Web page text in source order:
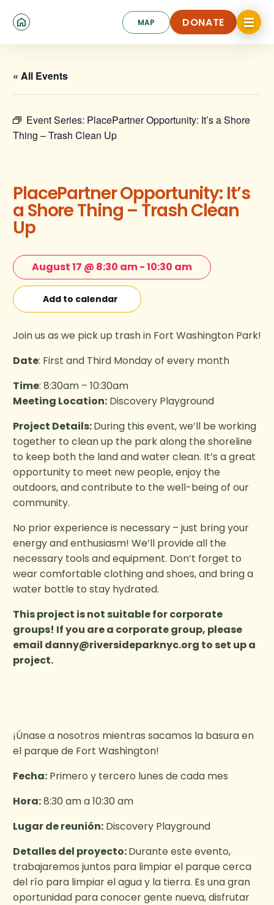
MAP DONATE
DONATE
Click
to
toggle
« All Events
Event Series: PlacePartner Opportunity: It’s a Shore
Thing – Trash Clean Up
PlacePartner Opportunity: It’s
a Shore Thing – Trash Clean
Up
August 17 @ 8:30 am-10:30 am
Add to calendar
Join us as we pick up trash in Fort Washington Park!
Date: First and Third Monday of every month
Time: 8:30am – 10:30am
Meeting Location: Discovery Playground
Project Details:During this event, we’ll be working
together to clean up the park along the shoreline
to keep both the land and water clean. It’s a great
opportunity to meet new people, enjoy the
outdoors, and contribute to the well-being of our
community.
No prior experience is necessary – just bring your
energy and enthusiasm! We’ll provide all the
necessary tools and equipment. Don’t forget to
wear comfortable clothing and shoes, and bring a
water bottle to stay hydrated.
This project is not suitable for corporate
groups! If you are a corporate group, please
email danny@riversideparknyc.org to set up a
project.
¡Únase a nosotros mientras sacamos la basura en
el parque de Fort Washington!
Fecha: Primero y tercero lunes de cada mes
Hora:8:30 am a 10:30 am
Lugar de reunión: Discovery Playground
Detalles del proyecto:Durante este evento,
trabajaremos juntos para limpiar el parque cerca
del río para limpiar el agua y la tierra. Es una gran
oportunidad para conocer gente nueva, disfrutar